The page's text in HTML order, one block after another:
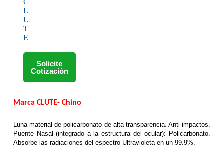
L
U
T
E
Solicite
Cotización
Marca CLUTE- Chino
Luna material de policarbonato de alta transparencia. Anti-impactos.
Puente Nasal (integrado a la estructura del ocular): Policarbonato.
Absorbe las radiaciones del espectro Ultravioleta en un 99.9%.